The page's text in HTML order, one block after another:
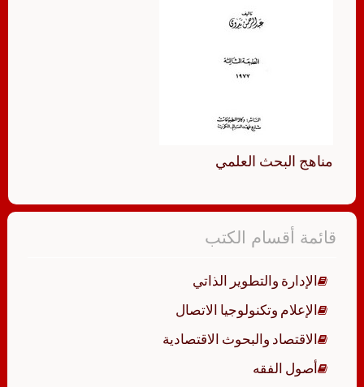
مناهج البحث العلمي
قائمة أقسام الكتب
الإدارة والتطوير الذاتي
الإعلام وتكنولوجيا الاتصال
الاقتصاد والبحوث الاقتصادية
أصول الفقه